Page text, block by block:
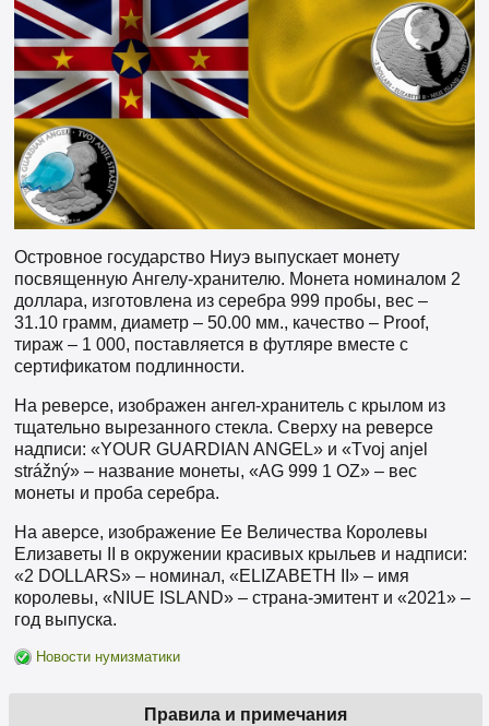
Островное государство Ниуэ выпускает монету
посвященную Ангелу-хранителю. Монета номиналом 2
доллара, изготовлена из серебра 999 пробы, вес –
31.10 грамм, диаметр – 50.00 мм., качество – Proof,
тираж – 1 000, поставляется в футляре вместе с
сертификатом подлинности.
На реверсе, изображен ангел-хранитель с крылом из
тщательно вырезанного стекла. Сверху на реверсе
надписи: «YOUR GUARDIAN ANGEL» и «Tvoj anjel
strážný» – название монеты, «AG 999 1 OZ» – вес
монеты и проба серебра.
На аверсе, изображение Ее Величества Королевы
Елизаветы II в окружении красивых крыльев и надписи:
«2 DOLLARS» – номинал, «ELIZABETH II» – имя
королевы, «NIUE ISLAND» – страна-эмитент и «2021» –
год выпуска.
Новости нумизматики
Правила и примечания